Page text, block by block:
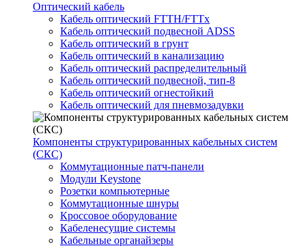
Оптический кабель
Кабель оптический FTTH/FTTx
Кабель оптический подвесной ADSS
Кабель оптический в грунт
Кабель оптический в канализацию
Кабель оптический распределительный
Кабель оптический подвесной, тип-8
Кабель оптический огнестойкий
Кабель оптический для пневмозадувки
Компоненты структурированных кабельных систем
(СКС)
Коммутационные патч-панели
Модули Keystone
Розетки компьютерные
Коммутационные шнуры
Кроссовое оборудование
Кабеленесущие системы
Кабельные органайзеры